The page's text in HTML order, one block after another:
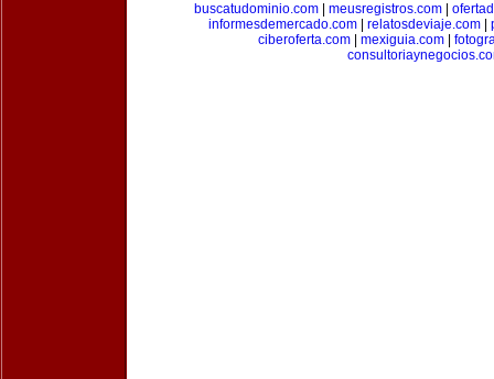
buscatudominio.com| meusregistros.com|
informesdemercado.com| relatosdeviaje.com|
ciberoferta.com
mexiguia.com